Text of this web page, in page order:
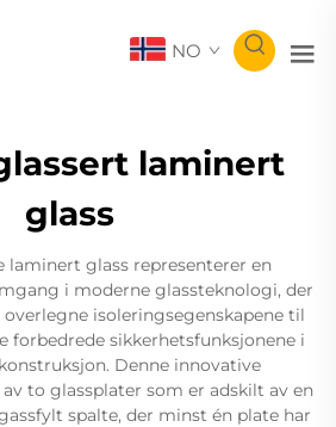
NO
laminert
glass
laminert glass representerer en
i moderne glassteknologi, der
isoleringsegenskapene til
forbedrede sikkerhetsfunksjonene i
Denne innovative
to glassplater som er adskilt av en
spalte, der minst én plate har